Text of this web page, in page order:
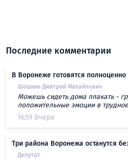
Последние комментарии
В Воронеже готовятся полноценно
Шошкин Дмитрий Михайлович
Можешь сидеть дома плакать -
положительные эмоции в
16:59 Вчера
Три района Воронежа останутся
Депутат